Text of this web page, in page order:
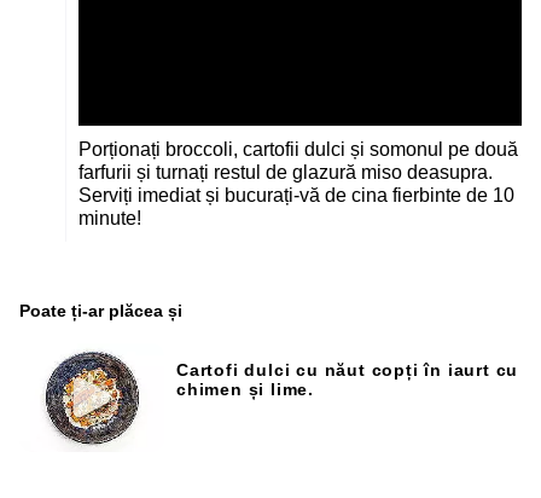
Porționați broccoli, cartofii dulci și somonul pe două
farfurii și turnați restul de glazură miso deasupra.
Serviți imediat și bucurați-vă de cina fierbinte de 10
minute!
Poate ți-ar plăcea și
Cartofi dulci cu năut copți în iaurt cu
chimen și lime.